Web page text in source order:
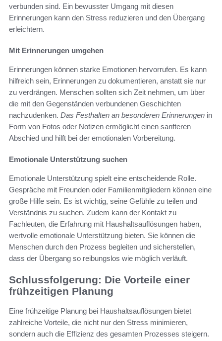
verbunden sind. Ein bewusster Umgang mit diesen
Erinnerungen kann den Stress reduzieren und den Übergang
erleichtern.
Mit Erinnerungen umgehen
Erinnerungen können starke Emotionen hervorrufen. Es kann
hilfreich sein, Erinnerungen zu dokumentieren, anstatt sie nur
zu verdrängen. Menschen sollten sich Zeit nehmen, um über
die mit den Gegenständen verbundenen Geschichten
nachzudenken. Das Festhalten an besonderen Erinnerungen in
Form von Fotos oder Notizen ermöglicht einen sanfteren
Abschied und hilft bei der emotionalen Vorbereitung.
Emotionale Unterstützung suchen
Emotionale Unterstützung spielt eine entscheidende Rolle.
Gespräche mit Freunden oder Familienmitgliedern können eine
große Hilfe sein. Es ist wichtig, seine Gefühle zu teilen und
Verständnis zu suchen. Zudem kann der Kontakt zu
Fachleuten, die Erfahrung mit Haushaltsauflösungen haben,
wertvolle emotionale Unterstützung bieten. Sie können die
Menschen durch den Prozess begleiten und sicherstellen,
dass der Übergang so reibungslos wie möglich verläuft.
Schlussfolgerung: Die Vorteile einer
frühzeitigen Planung
Eine frühzeitige Planung bei Haushaltsauflösungen bietet
zahlreiche Vorteile, die nicht nur den Stress minimieren,
sondern auch die Effizienz des gesamten Prozesses steigern.